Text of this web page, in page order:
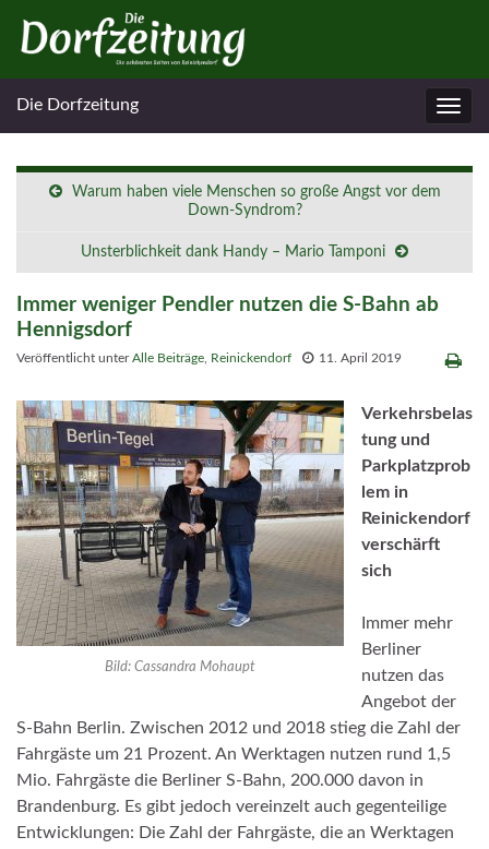
Die Dorfzeitung
Warum haben viele Menschen so große Angst vor dem
Down-Syndrom?
Unsterblichkeit dank Handy – Mario Tamponi
Immer weniger Pendler nutzen die S-Bahn ab
Hennigsdorf
Veröffentlicht unterAlle Beiträge Reinickendorf 11. April 2019
Bild: Cassandra Mohaupt
Verkehrsbelas
tung und
Parkplatzprob
lem in
Reinickendorf
verschärft
sich
Immer mehr
Berliner
nutzen das
Angebot der
S-Bahn Berlin. Zwischen 2012 und 2018 stieg die Zahl der
Fahrgäste um 21 Prozent. An Werktagen nutzen rund 1,5
Mio. Fahrgäste die Berliner S-Bahn, 200.000 davon in
Brandenburg. Es gibt jedoch vereinzelt auch gegenteilige
Entwicklungen: Die Zahl der Fahrgäste, die an Werktagen